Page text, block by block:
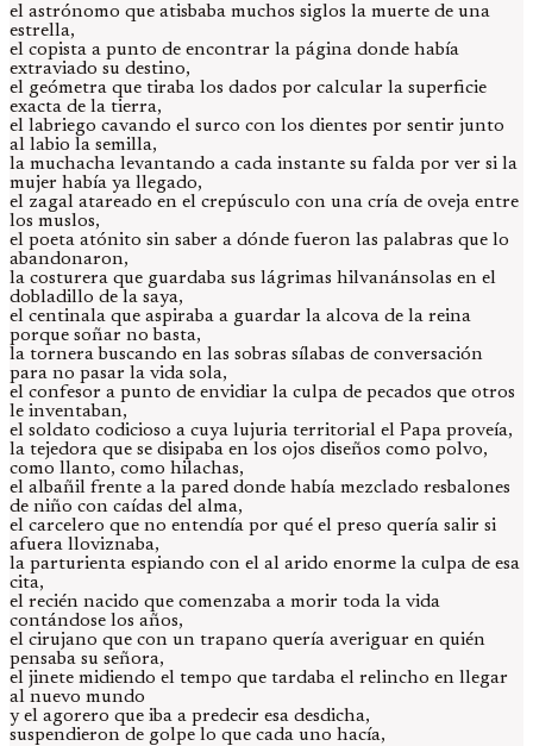
el astrónomo que atisbaba muchos siglos la muerte de una
estrella,
el copista a punto de encontrar la página donde había
extraviado su destino,
el geómetra que tiraba los dados por calcular la superficie
exacta de la tierra,
el labriego cavando el surco con los dientes por sentir junto
al labio la semilla,
la muchacha levantando a cada instante su falda por ver si la
mujer había ya llegado,
el zagal atareado en el crepúsculo con una cría de oveja entre
los muslos,
el poeta atónito sin saber a dónde fueron las palabras que lo
abandonaron,
la costurera que guardaba sus lágrimas hilvanánsolas en el
dobladillo de la saya,
el centinala que aspiraba a guardar la alcova de la reina
porque soñar no basta,
la tornera buscando en las sobras sílabas de conversación
para no pasar la vida sola,
el confesor a punto de envidiar la culpa de pecados que otros
le inventaban,
el soldato codicioso a cuya lujuria territorial el Papa proveía,
la tejedora que se disipaba en los ojos diseños como polvo,
como llanto, como hilachas,
el albañil frente a la pared donde había mezclado resbalones
de niño con caídas del alma,
el carcelero que no entendía por qué el preso quería salir si
afuera lloviznaba,
la parturienta espiando con el al arido enorme la culpa de esa
cita,
el recién nacido que comenzaba a morir toda la vida
contándose los años,
el cirujano que con un trapano quería averiguar en quién
pensaba su señora,
el jinete midiendo el tempo que tardaba el relincho en llegar
al nuevo mundo
y el agorero que iba a predecir esa desdicha,
suspendieron de golpe lo que cada uno hacía,